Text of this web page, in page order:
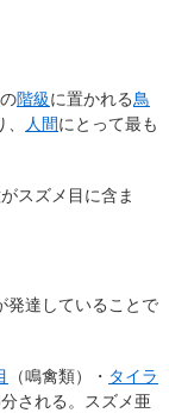
の階級に置かれる鳥
人間にとって最も
スズメ目に含ま
発達していることで
（鳴禽類）・ タイラ
される。スズメ亜